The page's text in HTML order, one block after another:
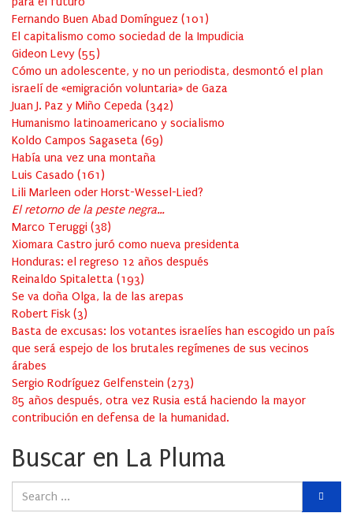
Fernando Buen Abad Domínguez (101 )
El capitalismo como sociedad de la Impudicia
Gideon Levy (55)
Cómo un adolescente, y no un periodista, desmontó el plan
israelí de «emigración voluntaria» de Gaza
Juan J. Paz y Miño Cepeda (342)
Humanismo latinoamericano y socialismo
Koldo Campos Sagaseta (69)
Había una vez una montaña
Luis Casado (161 )
Lili Marleen oder Horst-Wessel-Lied?
El retorno de la peste negra…
Marco Teruggi (38)
Xiomara Castro juró como nueva presidenta
Honduras: el regreso 12 años después
Reinaldo Spitaletta (193)
Se va doña Olga, la de las arepas
Robert Fisk (3)
Basta de excusas: los votantes israelíes han escogido un país
que será espejo de los brutales regímenes de sus vecinos
árabes
Sergio Rodríguez Gelfenstein (273)
85 años después, otra vez Rusia está haciendo la mayor
contribución en defensa de la humanidad.
Buscar en La Pluma